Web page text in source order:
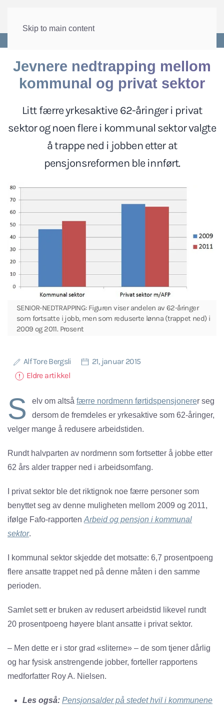
Skip to main content
Jevnere nedtrapping mellom
kommunal og privat sektor
Litt færre yrkesaktive 62-åringer i privat
sektor og noen flere i kommunal sektor valgte
å trappe ned i jobben etter at
pensjonsreformen ble innført.
SENIOR-NEDTRAPPING: Figuren viser andelen av 62-åringer
som fortsatte i jobb, men som reduserte lønna (trappet ned) i
2009 og 2011. Prosent
Alf Tore Bergsli
21, januar 2015
Eldre artikkel
S elv om altså færre nordmenn førtidspensjonerer seg
dersom de fremdeles er yrkesaktive som 62-åringer,
velger mange å redusere arbeidstiden.
Rundt halvparten av nordmenn som fortsetter å jobbe etter
62 års alder trapper ned i arbeidsomfang.
I privat sektor ble det riktignok noe færre personer som
benyttet seg av denne muligheten mellom 2009 og 2011,
ifølge Fafo-rapportenArbeid og pensjon i kommunal
sektor.
I kommunal sektor skjedde det motsatte: 6,7 prosentpoeng
flere ansatte trappet ned på denne måten i den samme
perioden.
Samlet sett er bruken av redusert arbeidstid likevel rundt
20 prosentpoeng høyere blant ansatte i privat sektor.
– Men dette er i stor grad «sliterne» – de som tjener dårlig
og har fysisk anstrengende jobber, forteller rapportens
medforfatter Roy A. Nielsen.
Les også: Pensjonsalder på stedet hvil i kommunene